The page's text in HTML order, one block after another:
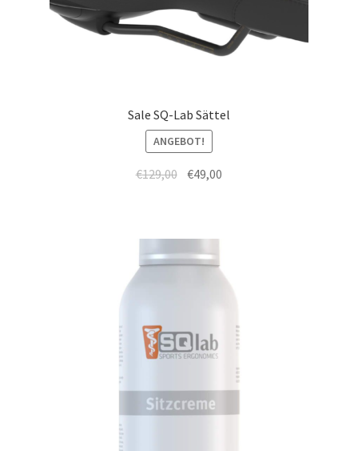
Sale SQ-Lab Sättel
ANGEBOT!
€129,00 €49,00